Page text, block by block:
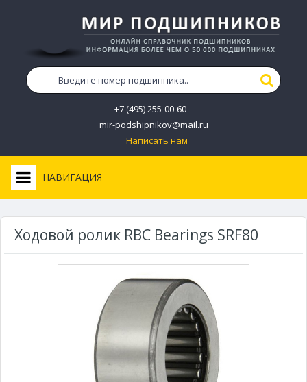
+7 (495) 255-00-60
mir-podshipnikov@mail.ru
Написать нам
НАВИГАЦИЯ
Ходовой ролик RBC Bearings SRF80